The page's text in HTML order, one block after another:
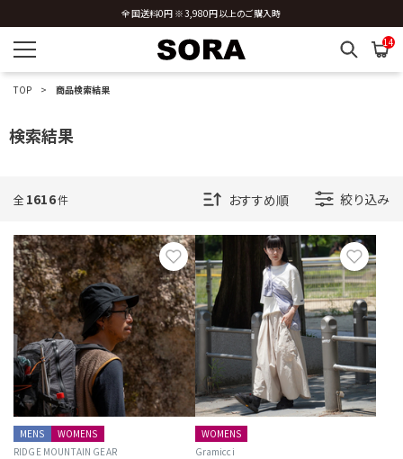
新規会員登録 ※今ならすぐに使える500円分のクーポンプレゼント
14
TOP 商品検索結果
検索結果
全 1616件 絞り込み
お気に入り
MENS
WOMENS
RIDGE MOUNTAIN GEAR
お気
WOMENS
Gramicci